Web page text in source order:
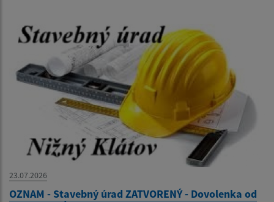
23.07.2026
OZNAM - Stavebný úrad ZATVORENÝ - Dovolenka od